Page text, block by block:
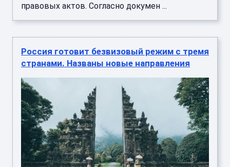
правовых актов. Согласно докумен ...
Россия готовит безвизовый режим с тремя
странами. Названы новые направления